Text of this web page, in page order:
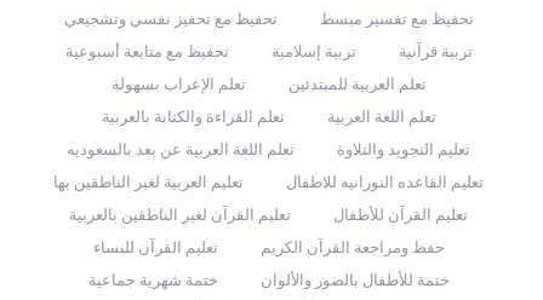
تحفيظ مع تحفيز نفسي وتشجيعي
تحفيظ مع تفسير مبسط
تحفيظ مع متابعة أسبوعية
تربية إسلامية
تربية قرآنية
تعلم الإعراب بسهولة
تعلم العربية للمبتدئين
تعلم القراءة والكتابة بالعربية
تعلم اللغة العربية
تعلم اللغة العربية عن بعد بالسعوديه
تعليم التجويد والتلاوة
تعليم العربية لغير الناطقين بها
تعليم القاعده النورانيه للاطفال
تعليم القرآن لغير الناطقين بالعربية
تعليم القرآن للأطفال
تعليم القرآن للنساء
حفظ ومراجعة القرآن الكريم
ختمة شهرية جماعية
ختمة للأطفال بالصور والألوان